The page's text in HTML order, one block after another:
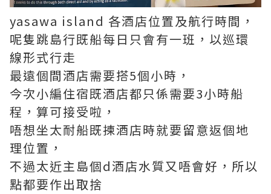
yasawa island 各酒店位置及航行時間，
呢隻跳島行既船每日只會有一班，以巡環
線形式行走
最遠個間酒店需要搭5個小時，
今次小編住宿既酒店都只係需要3小時船
程，算可接受啦，
唔想坐太耐船既揀酒店時就要留意返個地
理位置，
不過太近主島個d酒店水質又唔會好，所以
點都要作出取捨